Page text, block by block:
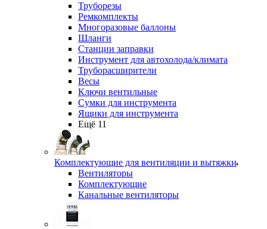
Труборезы
Ремкомплекты
Многоразовые баллоны
Шланги
Станции заправки
Инструмент для автохолода/климата
Труборасширители
Весы
Ключи вентильные
Сумки для инструмента
Ящики для инструмента
Ещё 11
Комплектующие для вентиляции и вытяжки
Вентиляторы
Комплектующие
Канальные вентиляторы